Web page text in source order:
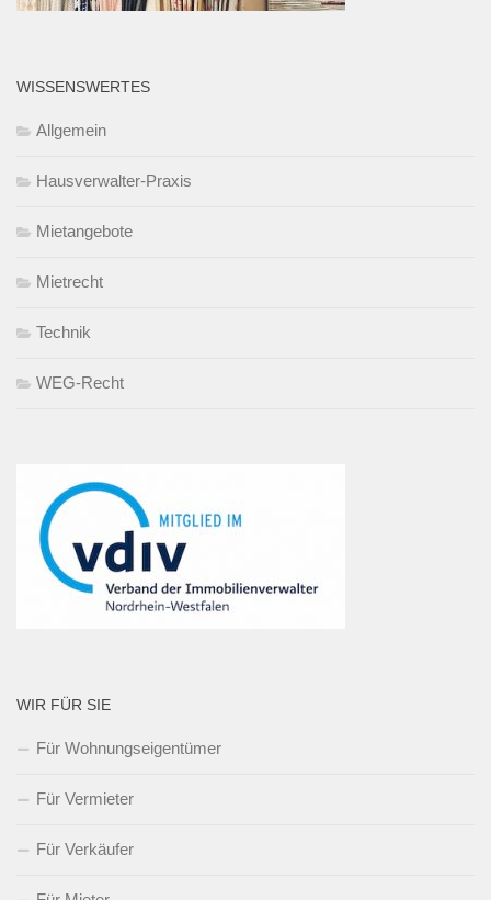
WISSENSWERTES
Allgemein
Hausverwalter-Praxis
Mietangebote
Mietrecht
Technik
WEG-Recht
WIR FÜR SIE
Für Wohnungseigentümer
Für Vermieter
Für Verkäufer